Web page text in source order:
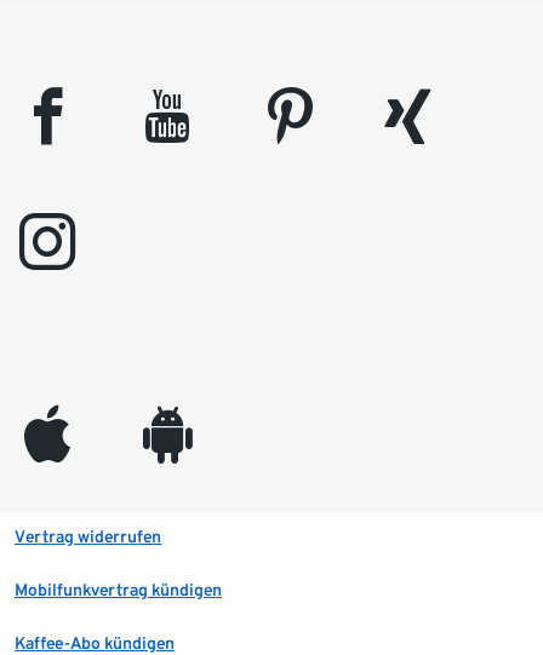
facebook youtube pinterest
xing
instagram
appleinc android
Vertrag widerrufen
Mobilfunkvertrag kündigen
Kaffee-Abo kündigen